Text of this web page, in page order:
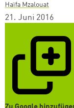
Haïfa Mzalouat
21. Juni 2016